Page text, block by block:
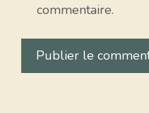
commentaire.